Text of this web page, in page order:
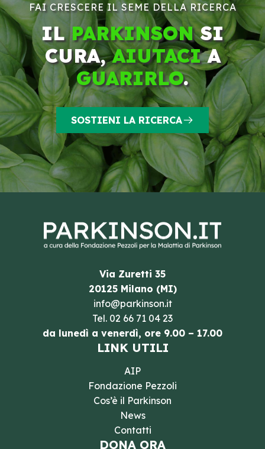
FAI CRESCERE IL SEME DELLA RICERCA
ILPARKINSONSI
CURA,AIUTACIA
GUARIRLO.
SOSTIENI LA RICERCA
Via Zuretti 35
20125 Milano (MI)
info@parkinson.it
Tel. 02 66 71 04 23
da lunedì a venerdì, ore 9.00 – 17.00
LINK UTILI
AIP
Fondazione Pezzoli
Cos’è il Parkinson
News
Contatti
DONA ORA